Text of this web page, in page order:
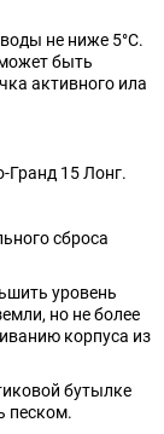
не ниже 5°C.
быть
активного ила
Гранд 15 Лонг.
сброса
уровень
но не более
корпуса из
бутылке
песком.